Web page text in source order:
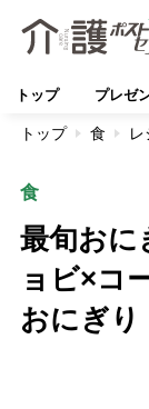
トップ プレゼ
トップ 食 レ
食
最旬おに
ョビ×コ
おにぎり